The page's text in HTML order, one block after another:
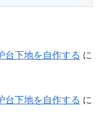
台下地を自作する に
台下地を自作する に